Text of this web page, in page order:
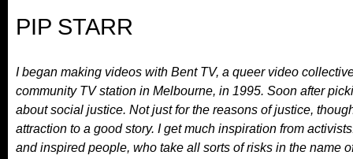
PIP STARR
I began making videos with Bent TV, a queer video
community TV station in Melbourne, in 1995. Soon after
about social justice. Not just for the reasons of justice,
attraction to a good story. I get much inspiration from
and inspired people, who take all sorts of risks in the name